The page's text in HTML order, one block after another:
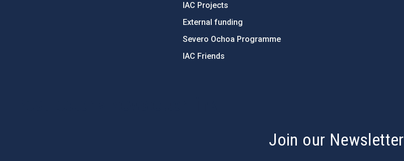
IAC Projects
External funding
Severo Ochoa Programme
IAC Friends
Join our Newsletter